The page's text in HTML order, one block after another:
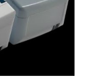
les produits ont été testés
pièces d'usure (comme les
été remplacées si
quittent notre